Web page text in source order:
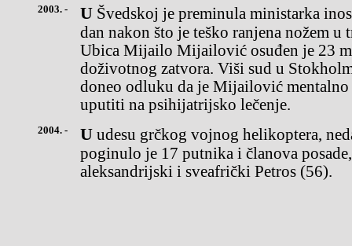
2003. - U Švedskoj je preminula ministarka inostranih poslova Ana Lind,
dan nakon što je teško ranjena nožem
Ubica Mijailo Mijailović osuđen je 23
doživotnog zatvora. Viši sud u
doneo odluku da je Mijailović mentalno
uputiti na psihijatrijsko lečenje.
2004. - U udesu grčkog vojnog helikoptera, nedaleko od Svete Gore,
poginulo je 17 putnika i članova
aleksandrijski i sveafrički Petros (56).